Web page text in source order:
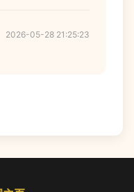
2026-05-28 21:25:23